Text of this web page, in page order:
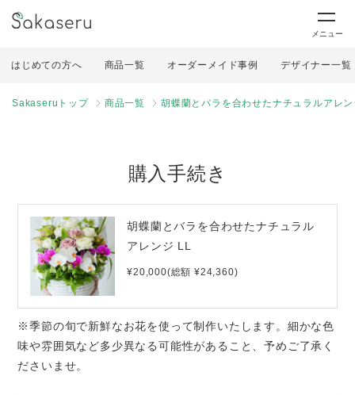
メニュー
はじめての方へ 商品一覧 オーダーメイド事例 デザイナー一覧
Sakaseruトップ 商品一覧 胡蝶蘭とバラを合わせたナチュラルアレ
購入手続き
胡蝶蘭とバラを合わせたナチュラル
アレンジ LL
¥20,000(総額 ¥24,360)
※季節の旬で新鮮なお花を使って制作いたします。細かな色
味や雰囲気など多少異なる可能性があること、予めご了承く
ださいませ。